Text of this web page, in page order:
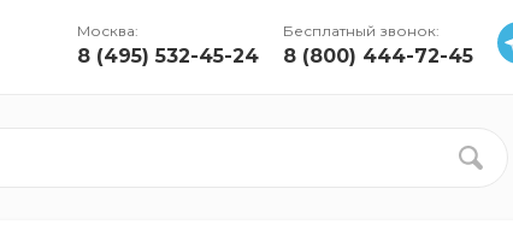
Москва:
8 (495) 532-45-24
Бесплатный звонок:
8 (800) 444-72-45